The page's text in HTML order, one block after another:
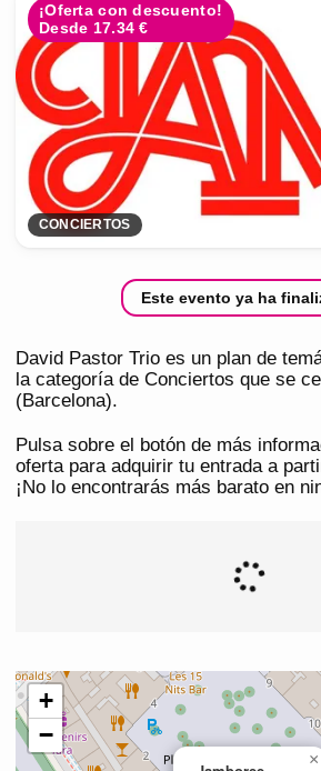
¡Oferta con descuento!
Desde 17.34 €
CONCIERTOS
Este evento ya ha
David Pastor Trio es un plan de
la categoría de Conciertos que se
(Barcelona).
Pulsa sobre el botón de más
oferta para adquirir tu entrada a
¡No lo encontrarás más barato en